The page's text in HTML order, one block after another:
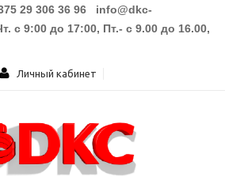
29 306 36 96 info@dkc-
с 9:00 до 17:00, Пт.- с 9.00 до 16.00,
Личный кабинет